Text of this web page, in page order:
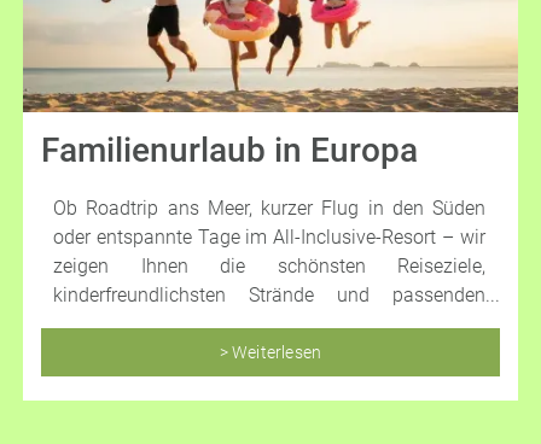
Familienurlaub in Europa
Ob Roadtrip ans Meer, kurzer Flug in den Süden
oder entspannte Tage im All-Inclusive-Resort – wir
zeigen Ihnen die schönsten Reiseziele,
kinderfreundlichsten Strände und passenden
Unterkünfte für einen rundum gelungenen
Familienurlaub in Europa.> Weiterlesen